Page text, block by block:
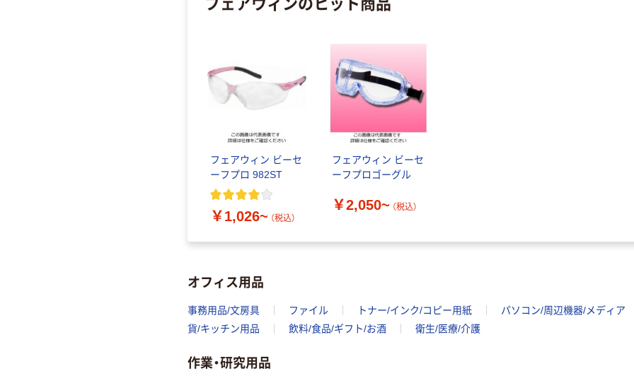
フェアウィン ビーセ
ーフプロ 982ST
￥1,026~ （税込）
フェアウィン ビーセ
ーフプロゴーグル
￥2,050~ （税込）
オフィス用品
事務用品/文房具 ファイル トナー/インク/コピー用紙 パソコン/周辺機器/メディア
貨/キッチン用品
飲料/食品/ギフト/お酒 衛生/医療/介護
作業・研究用品